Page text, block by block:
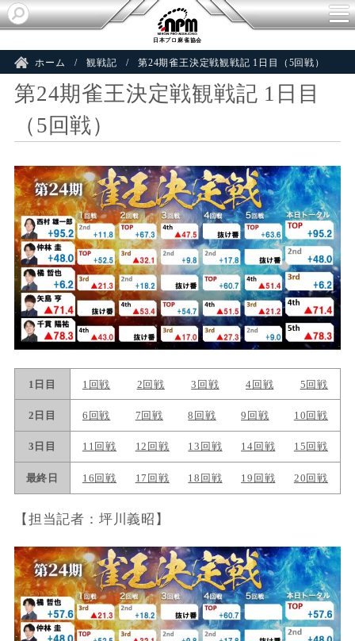
日本プロ麻雀協会
ホーム 観戦記 第24期雀王決定戦観戦記 1日目（5回戦）
第24期雀王決定戦観戦記 1日目
（5回戦）
【担当記者：坪川義昭】